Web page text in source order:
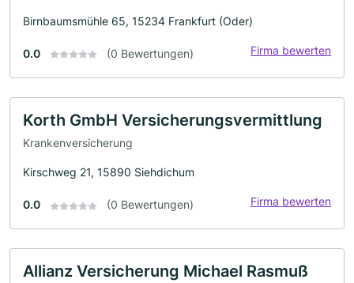
Birnbaumsmühle 65, 15234 Frankfurt (Oder)
0.0 (0 Bewertungen) Firma bewerten
Korth GmbH Versicherungsvermittlung
Krankenversicherung
Kirschweg 21, 15890 Siehdichum
0.0 (0 Bewertungen) Firma bewerten
Allianz Versicherung Michael Rasmuß